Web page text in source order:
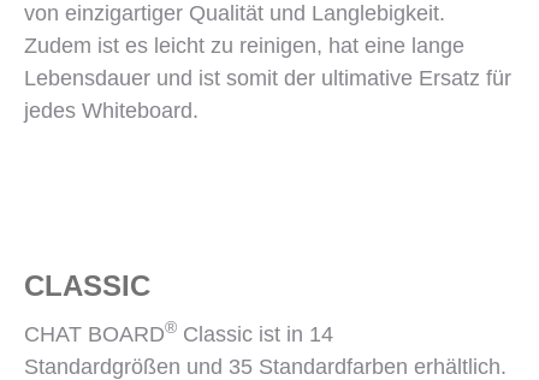
von einzigartiger Qualität und Langlebigkeit.
Zudem ist es leicht zu reinigen, hat eine lange
Lebensdauer und ist somit der ultimative Ersatz für
jedes Whiteboard.
CLASSIC
CHAT BOARD® Classic ist in 14
Standardgrößen und 35 Standardfarben erhältlich.